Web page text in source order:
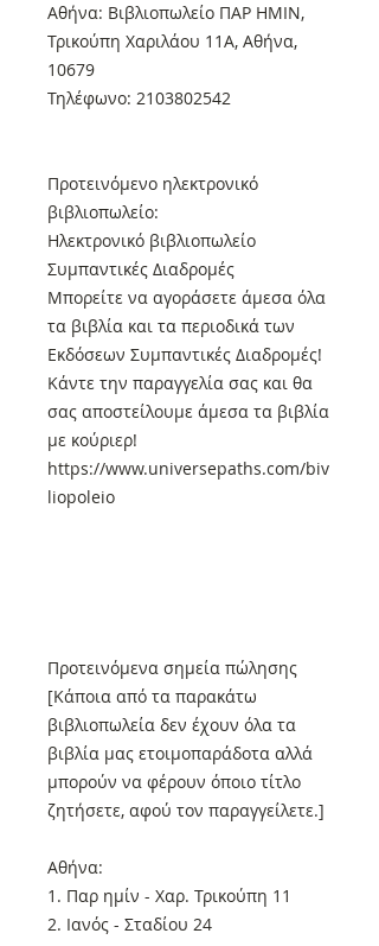
Αθήνα: Βιβλιοπωλείο ΠΑΡ ΗΜΙΝ,
Τρικούπη Χαριλάου 11Α, Αθήνα,
10679
Τηλέφωνο: 2103802542
Προτεινόμενο ηλεκτρονικό
βιβλιοπωλείο:
Ηλεκτρονικό βιβλιοπωλείο
Συμπαντικές Διαδρομές
Μπορείτε να αγοράσετε άμεσα όλα
τα βιβλία και τα περιοδικά των
Εκδόσεων Συμπαντικές Διαδρομές!
Κάντε την παραγγελία σας και θα
σας αποστείλουμε άμεσα τα βιβλία
με κούριερ!
https://www.universepaths.com/biv
liopoleio
Προτεινόμενα σημεία πώλησης
[Κάποια από τα παρακάτω
βιβλιοπωλεία δεν έχουν όλα τα
βιβλία μας ετοιμοπαράδοτα αλλά
μπορούν να φέρουν όποιο τίτλο
ζητήσετε, αφού τον παραγγείλετε.]
Αθήνα:
1. Παρ ημίν - Χαρ. Τρικούπη 11
2. Ιανός - Σταδίου 24